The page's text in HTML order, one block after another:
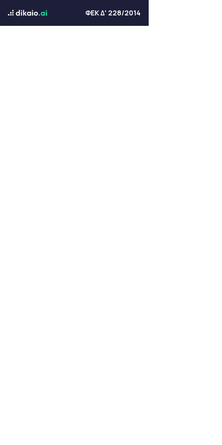
ΦΕΚ Δ' 228/2014